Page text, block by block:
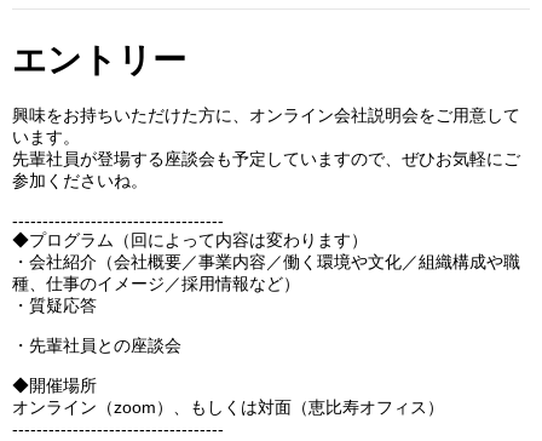
エントリー
興味をお持ちいただけた方に、オンライン会社説明会をご用意して
います。
先輩社員が登場する座談会も予定していますので、ぜひお気軽にご
参加くださいね。
-----------------------------------
◆プログラム（回によって内容は変わります）
・会社紹介（会社概要／事業内容／働く環境や文化／組織構成や職
種、仕事のイメージ／採用情報など）
・質疑応答
・先輩社員との座談会
◆開催場所
オンライン（zoom）、もしくは対面（恵比寿オフィス）
-----------------------------------